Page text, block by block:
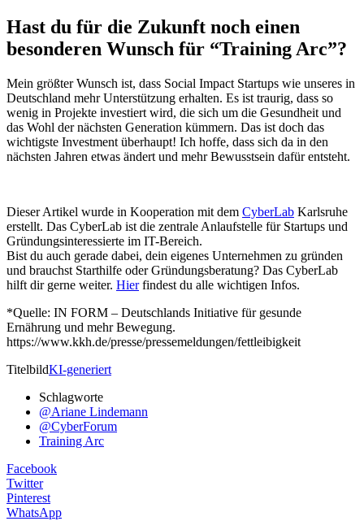
Hast du für die Zukunft noch einen
besonderen Wunsch für “Training Arc”?
Mein größter Wunsch ist, dass Social Impact Startups wie unseres in
Deutschland mehr Unterstützung erhalten. Es ist traurig, dass so
wenig in Projekte investiert wird, die sich um die Gesundheit und
das Wohl der nächsten Generation kümmern. Das ist doch das
wichtigste Investment überhaupt! Ich hoffe, dass sich da in den
nächsten Jahren etwas ändert und mehr Bewusstsein dafür entsteht.
Dieser Artikel wurde in Kooperation mit dem CyberLab Karlsruhe
erstellt. Das CyberLab ist die zentrale Anlaufstelle für Startups und
Gründungsinteressierte im IT-Bereich.
Bist du auch gerade dabei, dein eigenes Unternehmen zu gründen
und brauchst Starthilfe oder Gründungsberatung? Das CyberLab
hilft dir gerne weiter. Hierfindest du alle wichtigen Infos.
*Quelle: IN FORM – Deutschlands Initiative für gesunde
Ernährung und mehr Bewegung.
https://www.kkh.de/presse/pressemeldungen/fettleibigkeit
TitelbildKI-generiert
Schlagworte
@Ariane Lindemann
@CyberForum
Training Arc
Facebook
Twitter
Pinterest
WhatsApp